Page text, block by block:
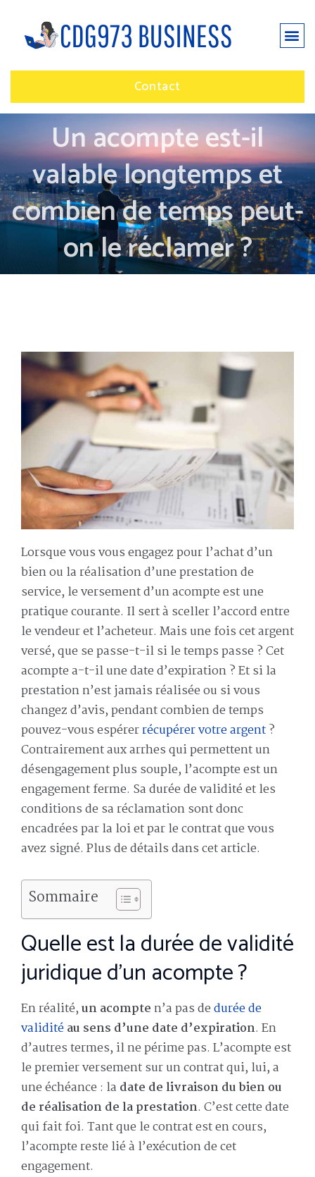
Contact
Un acompte est-il
valable longtemps et
combien de temps peut-
on le réclamer ?
Lorsque vous vous engagez pour l’achat d’un
bien ou la réalisation d’une prestation de
service, le versement d’un acompte est une
pratique courante. Il sert à sceller l’accord entre
le vendeur et l’acheteur. Mais une fois cet argent
versé, que se passe-t-il si le temps passe ? Cet
acompte a-t-il une date d’expiration ? Et si la
prestation n’est jamais réalisée ou si vous
changez d’avis, pendant combien de temps
pouvez-vous espérerrécupérer votre argent?
Contrairement aux arrhes qui permettent un
désengagement plus souple, l’acompte est un
engagement ferme. Sa durée de validité et les
conditions de sa réclamation sont donc
encadrées par la loi et par le contrat que vous
avez signé. Plus de détails dans cet article.
Sommaire
Quelle est la durée de validité
juridique d’un acompte ?
En réalité,un acompte n’a pas dedurée de
validitéau sens d’une date d’expiration. En
d’autres termes, il ne périme pas. L’acompte est
le premier versement sur un contrat qui, lui, a
une échéance : la date de livraison du bien ou
de réalisation de la prestation. C’est cette date
qui fait foi. Tant que le contrat est en cours,
l’acompte reste lié à l’exécution de cet
engagement.